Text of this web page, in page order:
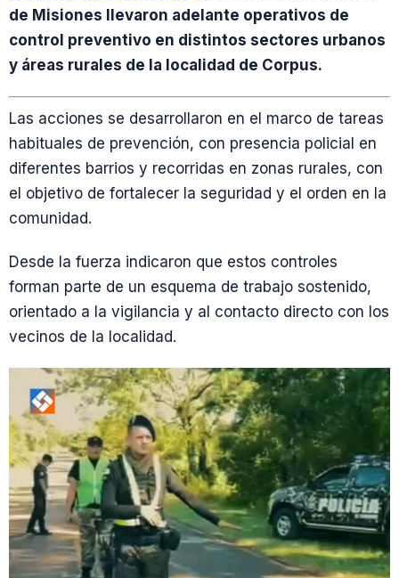
de Misiones llevaron adelante operativos de
control preventivo en distintos sectores urbanos
y áreas rurales de la localidad de Corpus.
Las acciones se desarrollaron en el marco de tareas
habituales de prevención, con presencia policial en
diferentes barrios y recorridas en zonas rurales, con
el objetivo de fortalecer la seguridad y el orden en la
comunidad.
Desde la fuerza indicaron que estos controles
forman parte de un esquema de trabajo sostenido,
orientado a la vigilancia y al contacto directo con los
vecinos de la localidad.